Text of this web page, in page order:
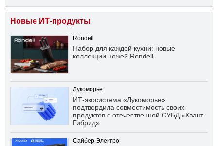
Новые ИТ-продукты
Röndell
Набор для каждой кухни: новые
коллекции ножей Rondell
Лукоморье
ИТ-экосистема «Лукоморье»
подтвердила совместимость своих
продуктов с отечественной СУБД «Квант-
Гибрид»
Сайбер Электро